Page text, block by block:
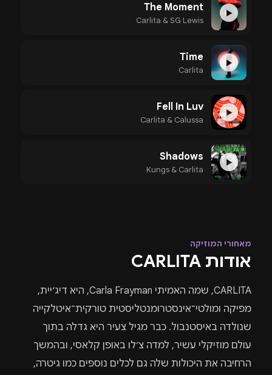
▶
The Moment
Carlita & SG Lewis
▶
Time
Carlita
▶
Fell In Luv
Carlita & Calussa
▶
Shadows
Kungs & Carlita
מאחורי המוזיקה
אודות CARLITA
CARLITA, שמה האמיתי Carla Frayman, היא דיג׳יית,
מפיקה ומולטי־אינסטרומנטליסטית טורקית־איטלקייה
שנולדה באיסטנבול. כבר מגיל צעיר היא גדלה בתוך
עולם מוזיקלי עשיר, למדה צ׳לו באופן קלאסי, ובהמשך
הרחיבה את היכולות שלה גם לכלים נוספים כמו גיטרה,